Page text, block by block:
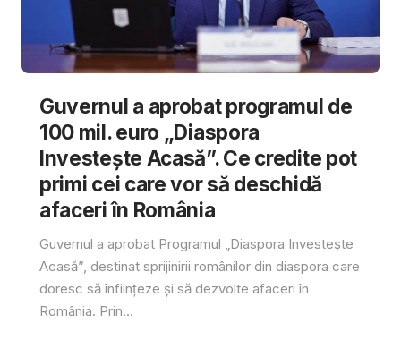
Guvernul a aprobat programul de
100 mil. euro „Diaspora
Investește Acasă”. Ce credite pot
primi cei care vor să deschidă
afaceri în România
Guvernul a aprobat Programul „Diaspora Investește
Acasă”, destinat sprijinirii românilor din diaspora care
doresc să înființeze și să dezvolte afaceri în
România. Prin...